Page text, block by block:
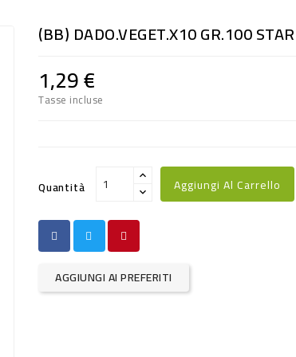
(BB) DADO.VEGET.x10 GR.100 STAR
1,29 €
Tasse incluse
Quantità Aggiungi Al Carrello
AGGIUNGI AI PREFERITI